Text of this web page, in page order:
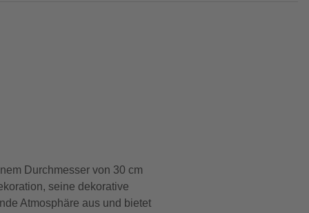
Durchmesser von 30 cm
seine dekorative
Atmosphäre aus und bietet